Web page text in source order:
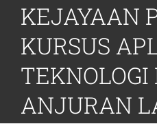
KEJAYAAN
KURSUS
TEKNOLOGI
ANJURAN